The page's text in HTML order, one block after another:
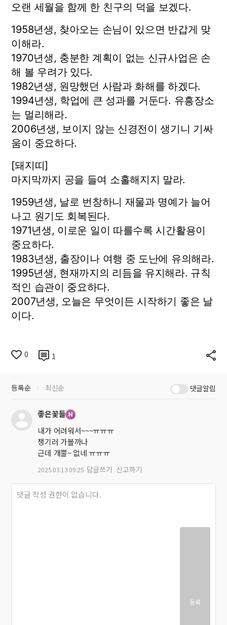
오랜 세월을 함께 한 친구의 덕을 보겠다.
1958년생, 찾아오는 손님이 있으면 반갑게 맞
이해라.
1970년생, 충분한 계획이 없는 신규사업은 손
해 볼 우려가 있다.
1982년생, 원망했던 사람과 화해를 하겠다.
1994년생, 학업에 큰 성과를 거둔다. 유흥장소
는 멀리해라.
2006년생, 보이지 않는 신경전이 생기니 기싸
움이 중요하다.
[돼지띠]
마지막까지 공을 들여 소홀해지지 말라.
1959년생, 날로 번창하니 재물과 명예가 늘어
나고 원기도 회복된다.
1971년생, 이로운 일이 따를수록 시간활용이
중요하다.
1983년생, 출장이나 여행 중 도난에 유의해라.
1995년생, 현재까지의 리듬을 유지해라. 규칙
적인 습관이 중요하다.
2007년생, 오늘은 무엇이든 시작하기 좋은 날
이다.
0 1
등록순 최신순 댓글알림
좋은꽃들
내가 어려워서~~~ㅠㅠㅠ
챙기러 가볼까나
근데 개뿔~ 없네 ㅠㅠㅠ
2025.03.13 09:25 답글쓰기 신고하기
등록